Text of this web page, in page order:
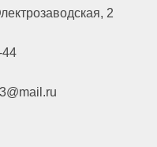
2
44